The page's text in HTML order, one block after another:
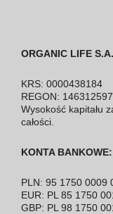
ORGANIC LIFE S.A.
KRS: 0000438184
REGON: 146312597
Wysokość kapitału
całości.
KONTA
PLN: 95 1750 0009
EUR: PL 85 1750
GBP: PL 98 1750